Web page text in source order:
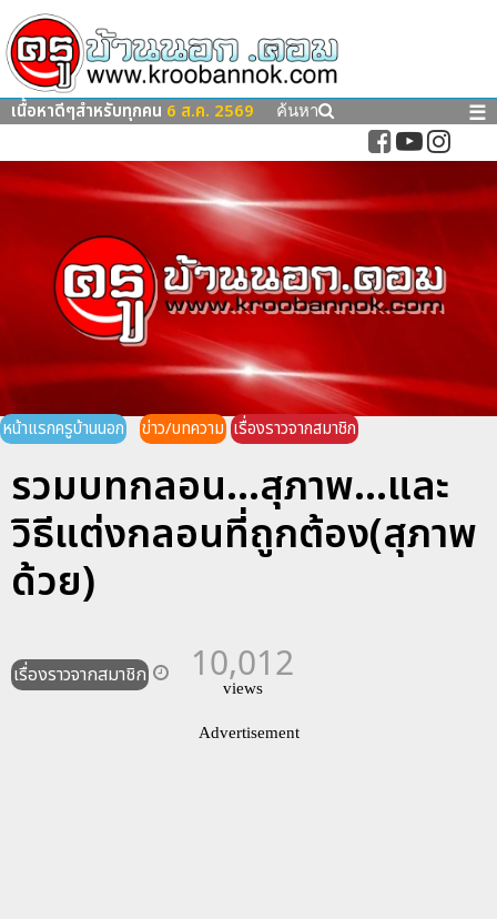
เนื้อหาดีๆสำหรับทุกคน 6 ส.ค. 2569 ค้นหา ☰
หน้าแรกครูบ้านนอก ข่าว/บทความ เรื่องราวจากสมาชิก
รวมบทกลอน...สุภาพ...และ
วิธีแต่งกลอนที่ถูกต้อง(สุภาพ
ด้วย)
เรื่องราวจากสมาชิก 10,012
views
Advertisement